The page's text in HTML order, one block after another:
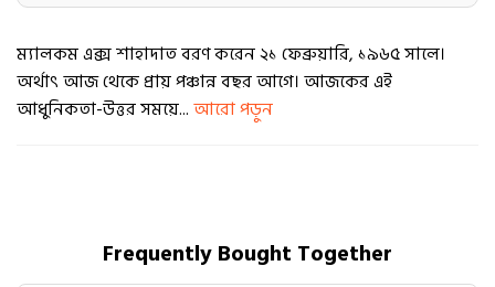
ম্যালকম এক্স শাহাদাত বরণ করেন ২১ ফেব্রুয়ারি, ১৯৬৫ সালে।
অর্থাৎ আজ থেকে প্রায় পঞ্চান্ন বছর আগে। আজকের এই
আধুনিকতা-উত্তর সময়ে...আরো পড়ুন
Frequently Bought Together